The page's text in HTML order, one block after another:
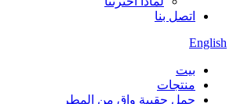
اتصل بنا
English
بيت
منتجات
حمل حقيبة واق من المطر